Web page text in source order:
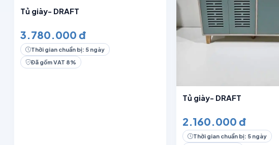
Tủ giày- DRAFT
3.780.000 đ
Thời gian chuẩn bị: 5 ngày
Đã gồm VAT 8%
Tủ giày- DRAFT
2.160.000 đ
Thời gian chuẩn bị: 5 ngày